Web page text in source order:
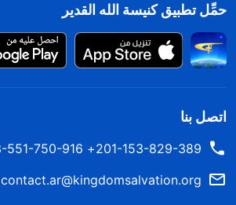
حمِّل تطبيق كنيسة الله القدير
اتصل بنا
201-153-829-389+ 213-551-750-916+
contact.ar@kingdomsalvation.org